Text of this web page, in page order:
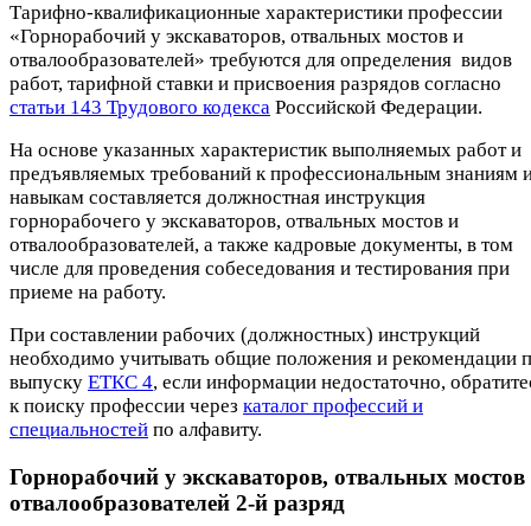
Тарифно-квалификационные характеристики профессии
«Горнорабочий у экскаваторов, отвальных мостов и
отвалообразователей» требуются для определения видов
работ, тарифной ставки и присвоения разрядов согласно
статьи 143 Трудового кодекса Российской Федерации.
На основе указанных характеристик выполняемых работ и
предъявляемых требований к профессиональным знаниям
навыкам составляется должностная инструкция
горнорабочего у экскаваторов, отвальных мостов и
отвалообразователей, а также кадровые документы, в том
числе для проведения собеседования и тестирования при
приеме на работу.
При составлении рабочих (должностных) инструкций
необходимо учитывать общие положения и рекомендации
выпуску ЕТКС 4, если информации недостаточно,
к поиску профессии через каталог профессий и
специальностей по алфавиту.
Горнорабочий у экскаваторов, отвальных мостов
отвалообразователей 2-й разряд